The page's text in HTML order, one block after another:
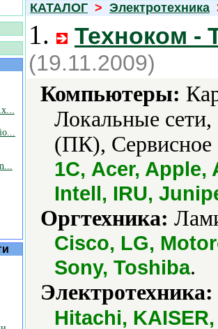
КАТАЛОГ > Электротехника
1. Техноком -
(19.11.2009)
Компьютеры:
Локальные
(ПК), Сервисное
1С, Acer, Apple,
Intell, IRU,
Оргтехника:
Cisco, LG,
Sony, Toshiba.
Электротехника:
Hitachi,